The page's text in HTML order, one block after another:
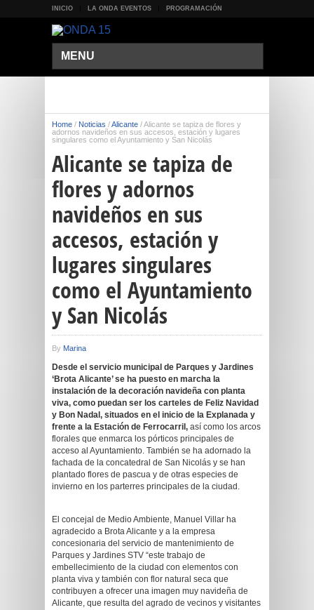
INICIO LA ONDA EVENTOS PROGRAMACIÓN
MENU
Home / Noticias /Alicante /Alicante se tapiza de flores y
adornos navideños en sus accesos, estación y lugares
singulares como el Ayuntamiento y San Nicolás
Alicante se tapiza de
flores y adornos
navideños en sus
accesos, estación y
lugares singulares
como el Ayuntamiento
y San Nicolás
By Marina
Desde el servicio municipal de Parques y Jardines
‘Brota Alicante’ se ha puesto en marcha la
instalación de la decoración navideña con planta
viva, como puedan ser los carteles de Feliz Navidad
y Bon Nadal, situados en el inicio de la Explanada y
frente a la Estación de Ferrocarril, así como los arcos
florales que enmarca los pórticos principales de
acceso al Ayuntamiento. También se ha adornado la
fachada de la concatedral de San Nicolás y se han
plantado flores de pascua y de otras especies de
invierno en los parterres principales de la ciudad.
El concejal de Medio Ambiente, Manuel Villar ha
agradecido a Brota Alicante y a la empresa
concesionaria del servicio de mantenimiento de
Parques y Jardines STV “este trabajo de
embellecimiento de la ciudad con elementos con
planta viva y también con flor natural seca que
contribuyen a ofrecer una imagen muy navideña de
Alicante, que resulta del agrado de vecinos y visitantes